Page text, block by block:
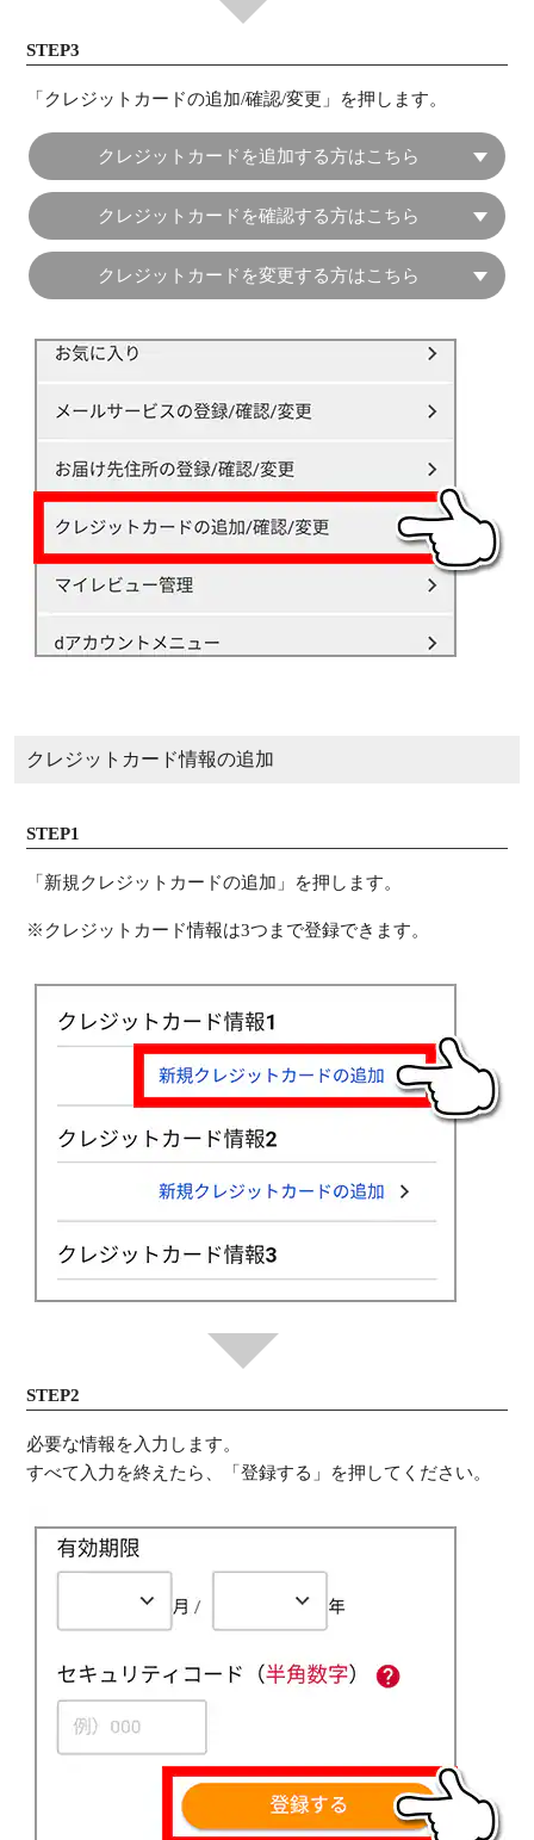
STEP3
「クレジットカードの追加/確認/変更」を押します。
クレジットカードを追加する方はこちら
クレジットカードを確認する方はこちら
クレジットカードを変更する方はこちら
クレジットカード情報の追加
STEP1
「新規クレジットカードの追加」を押します。
※クレジットカード情報は3つまで登録できます。
STEP2
必要な情報を入力します。
すべて入力を終えたら、「登録する」を押してください。